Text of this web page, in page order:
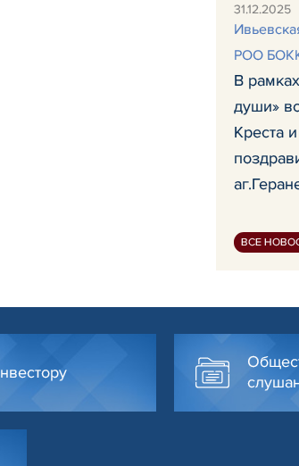
31.12.2025
РОО
В
души»
Креста
ВСЕ